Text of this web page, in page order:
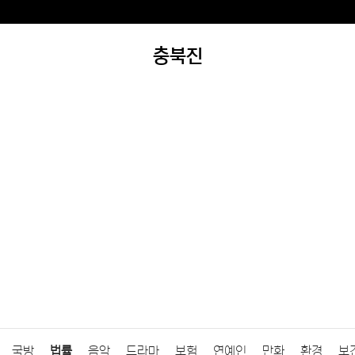
충북진
국방 법률 음악 드라마 보험 연예인 만화 환경 보